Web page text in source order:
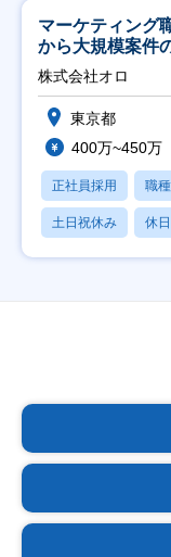
マーケティング
から大規模案件
修充実】
株式会社オロ
東京都
400万~450万
正社員採用 職
土日祝休み 休